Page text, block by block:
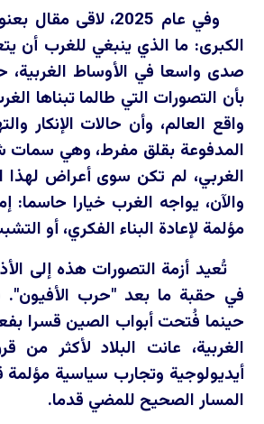
وفي عام 2025، لاقى
الكبرى: ما الذي ينبغي للغرب أن
صدى واسعا في الأوساط الغربية،
بأن التصورات التي طالما تبناها
واقع العالم، وأن حالات الإنكار
المدفوعة بقلق مفرط، وهي سمات
الغربي، لم تكن سوى أعراض لهذا
والآن، يواجه الغرب خيارا حاسما:
مؤلمة لإعادة البناء الفكري، أو
تُعيد أزمة التصورات هذه إلى
في حقبة ما بعد "حرب الأفيون".
حينما فُتحت أبواب الصين قسرا
الغربية، عانت البلاد لأكثر من
أيديولوجية وتجارب سياسية
المسار الصحيح للمضي قدما.